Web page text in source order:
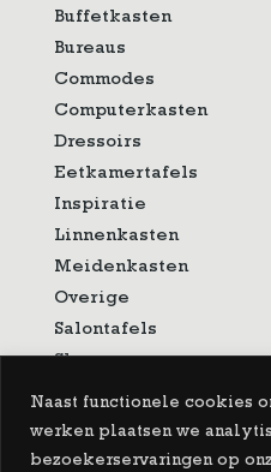
Naast functionele cookies
werken plaatsen we
bezoekerservaringen op
Buffetkasten
Bureaus
Commodes
Computerkasten
Dressoirs
Eetkamertafels
Inspiratie
Linnenkasten
Meidenkasten
Overige
Salontafels
Showroom
Sidetable
Spiegels
Tv-meubelen